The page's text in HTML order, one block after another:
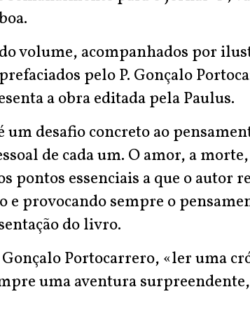
volume, acompanhados por
pelo P. Gonçalo
a obra editada pela Paulus.
um desafio concreto ao
de cada um. O amor, a
pontos essenciais a que o autor
e provocando sempre o
do livro.
Portocarrero, «ler uma
uma aventura